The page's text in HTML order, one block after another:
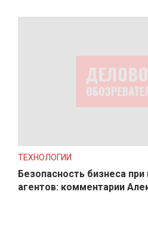
ТЕХНОЛОГИИ
Безопасность бизнеса
агентов: комментарии